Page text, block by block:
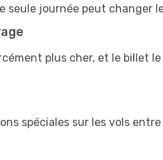
journée peut changer
plus cher, et le billet
spéciales sur les vols